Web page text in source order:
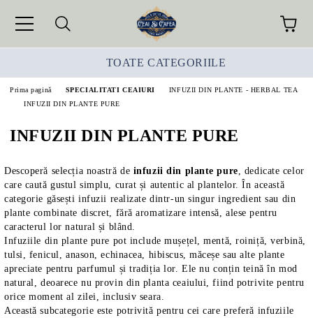
TOATE CATEGORIILE
Prima pagină SPECIALITATI CEAIURI
INFUZII DIN PLANTE - HERBAL TEA
INFUZII DIN PLANTE PURE
INFUZII DIN PLANTE PURE
Descoperă selecția noastră de infuzii din plante pure, dedicate celor
care caută gustul simplu, curat și autentic al plantelor. În această
categorie găsești infuzii realizate dintr-un singur ingredient sau din
plante combinate discret, fără aromatizare intensă, alese pentru
caracterul lor natural și blând.
Infuziile din plante pure pot include mușețel, mentă, roiniță, verbină,
tulsi, fenicul, anason, echinacea, hibiscus, măceșe sau alte plante
apreciate pentru parfumul și tradiția lor. Ele nu conțin teină în mod
natural, deoarece nu provin din planta ceaiului, fiind potrivite pentru
orice moment al zilei, inclusiv seara.
Această subcategorie este potrivită pentru cei care preferă infuziile